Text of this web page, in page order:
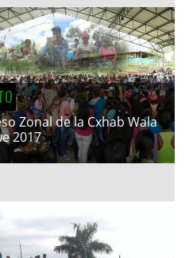
Zonal de la Cxhab Wala
2017